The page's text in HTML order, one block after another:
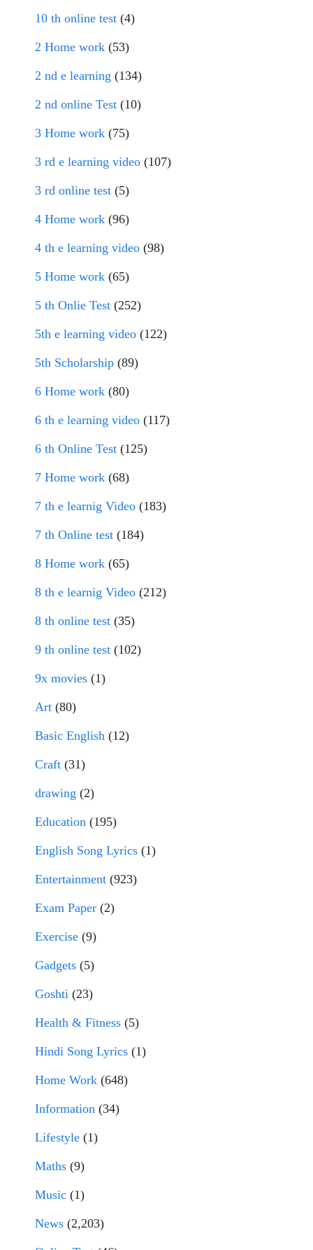
10 th online test (4)
2 Home work (53)
2 nd e learning (134)
2 nd online Test (10)
3 Home work (75)
3 rd e learning video (107)
3 rd online test (5)
4 Home work (96)
4 th e learning video (98)
5 Home work (65)
5 th Onlie Test (252)
5th e learning video (122)
5th Scholarship (89)
6 Home work (80)
6 th e learning video (117)
6 th Online Test (125)
7 Home work (68)
7 th e learnig Video (183)
7 th Online test (184)
8 Home work (65)
8 th e learnig Video (212)
8 th online test (35)
9 th online test (102)
9x movies (1)
Art (80)
Basic English (12)
Craft (31)
drawing (2)
Education (195)
English Song Lyrics (1)
Entertainment (923)
Exam Paper (2)
Exercise (9)
Gadgets (5)
Goshti (23)
Health & Fitness (5)
Hindi Song Lyrics (1)
Home Work (648)
Information (34)
Lifestyle (1)
Maths (9)
Music (1)
News (2,203)